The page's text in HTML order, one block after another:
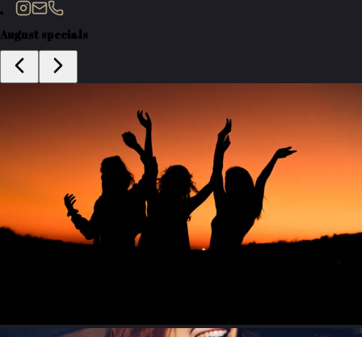
August specials